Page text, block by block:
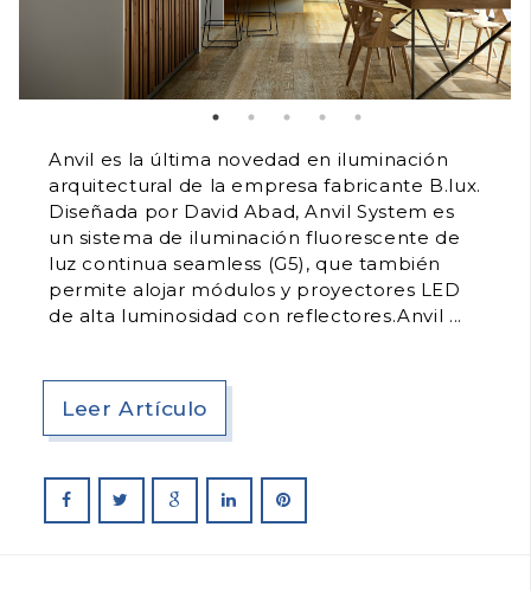
Anvil es la última novedad en iluminación
arquitectural de la empresa fabricante B.lux.
Diseñada por David Abad, Anvil System es
un sistema de iluminación fluorescente de
luz continua seamless (G5), que también
permite alojar módulos y proyectores LED
de alta luminosidad con reflectores.Anvil
Leer Artículo